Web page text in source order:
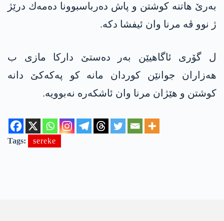
به‌رێ هاتنه‌ كوشتن و پاش ده‌رباسبوونا ده‌مه‌ك درێژ
ژ نوو ڤه‌ مرنا وان ئیفشا دكه‌.
ل گۆری ئاگاهیێن به‌ر ده‌ستێ داركا مازی ب
هه‌زاران جوانێن كوردان مانه‌ كو په‌كه‌كێ دانه‌
كوشتن و هێژان مرنا وان ئاشكه‌ره‌ نه‌بوویه‌.
Tags: sereke